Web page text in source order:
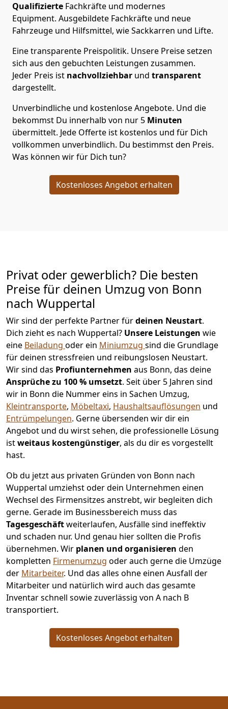
Qualifizierte Fachkräfte und modernes
Equipment. Ausgebildete Fachkräfte und neue
Fahrzeuge und Hilfsmittel, wie Sackkarren und Lifte.
Eine transparente Preispolitik. Unsere Preise setzen
sich aus den gebuchten Leistungen zusammen.
Jeder Preis ist nachvollziehbar und transparent
dargestellt.
Unverbindliche und kostenlose Angebote. Und die
bekommst Du innerhalb von nur 5 Minuten
übermittelt. Jede Offerte ist kostenlos und für Dich
vollkommen unverbindlich. Du bestimmst den Preis.
Was können wir für Dich tun?
Kostenloses Angebot erhalten
Privat oder gewerblich? Die besten
Preise für deinen Umzug von Bonn
nach Wuppertal
Wir sind der perfekte Partner fürdeinen Neustart.
Dich zieht es nach Wuppertal? Unsere Leistungen wie
eine Beiladung oder ein Miniumzug sind die Grundlage
für deinen stressfreien und reibungslosen Neustart.
Wir sind das Profiunternehmen aus Bonn, das deine
Ansprüche zu 100 % umsetzt. Seit über 5 Jahren sind
wir in Bonn die Nummer eins in Sachen Umzug,
Kleintransporte, Möbeltaxi, Haushaltsauflösungen und
Entrümpelungen. Gerne übersenden wir dir ein
Angebot und du wirst sehen, die professionelle Lösung
istweitaus kostengünstiger, als du dir es vorgestellt
hast.
Ob du jetzt aus privaten Gründen von Bonn nach
Wuppertal umziehst oder dein Unternehmen einen
Wechsel des Firmensitzes anstrebt, wir begleiten dich
gerne. Gerade im Businessbereich muss das
Tagesgeschäftweiterlaufen, Ausfälle sind ineffektiv
und schaden nur. Und genau hier sollten die Profis
übernehmen. Wir planen und organisieren den
kompletten Firmenumzug oder auch gerne die Umzüge
der Mitarbeiter. Und das alles ohne einen Ausfall der
Mitarbeiter und natürlich wird auch das gesamte
Inventar schnell sowie zuverlässig von A nach B
transportiert.
Kostenloses Angebot erhalten